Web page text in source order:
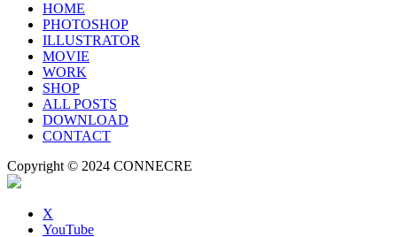
HOME
PHOTOSHOP
ILLUSTRATOR
MOVIE
WORK
SHOP
ALL POSTS
DOWNLOAD
CONTACT
Copyright © 2024 CONNECRE
X
YouTube